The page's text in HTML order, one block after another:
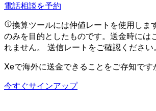
電話相談を予約
換算ツールには仲値レートを使用しま
のみを目的としたものです。送金時には
れません。 送信レートをご確認ください。
Xeで海外に送金できることをご存知です
今すぐサインアップ